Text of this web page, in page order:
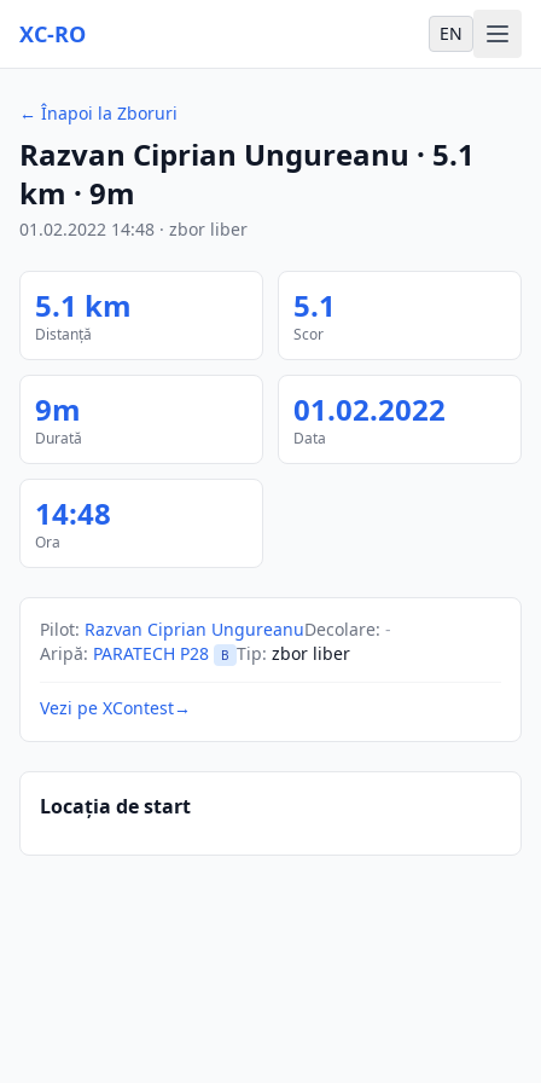
XC-RO EN
← Înapoi la Zboruri
Razvan Ciprian Ungureanu · 5.1
km · 9m
01.02.2022 14:48 · zbor liber
5.1 km
Distanță
5.1
Scor
9m
Durată
01.02.2022
Data
14:48
Ora
Pilot: Razvan Ciprian UngureanuDecolare: -
Aripă: PARATECH P28 B Tip: zbor liber
Vezi pe XContest→
Locația de start